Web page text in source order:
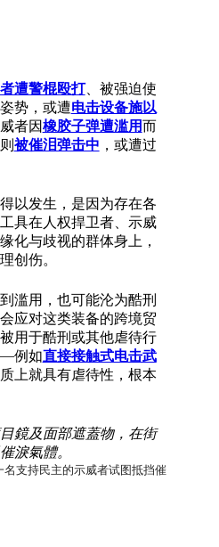
遭警棍殴打、被强迫使
势，或遭电击设备施以
者因橡胶子弹遭滥用而
被催泪弹击中 ，或遭过
以发生，是因为存在各
具在人权捍卫者、示威
化与歧视的群体身上，
创伤。
滥用，也可能沦为酷刑
应对这类装备的跨境贸
用于酷刑或其他虐待行
例如直接接触式电击武
上就具有虐待性，根本
支持民主的示威者试图抵挡催